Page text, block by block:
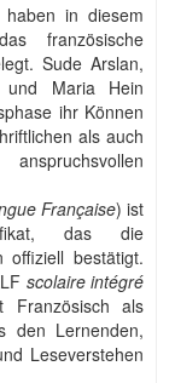
in diesem
französische
Sude Arslan,
und Maria Hein
ihr Können
als auch
Française) ist
das die
offiziell bestätigt.
scolaire intégré
Französisch als
den Lernenden,
Leseverstehen